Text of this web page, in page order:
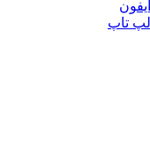
تاپ